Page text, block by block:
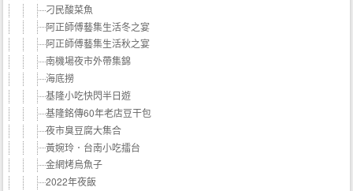
刁民酸菜魚
阿正師傅藝集生活冬之宴
阿正師傅藝集生活秋之宴
南機場夜市外帶集錦
海底撈
基隆小吃快閃半日遊
基隆銘傳60年老店豆干包
夜市臭豆腐大集合
黃婉玲．台南小吃擂台
金網烤烏魚子
2022年夜飯